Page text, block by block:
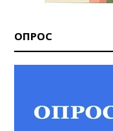
ОПРОС